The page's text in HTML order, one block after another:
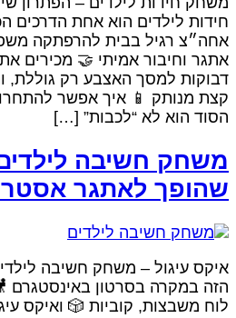
לילדים הוא אחת הדרכים
רגיל בבית להרפתקה
וחיבור אמיתי 🤝 מכירים את
למסך האצבע רק גוללת,
מנותק 📱 איך אפשר להתחרות
הוא לא “לכבות” […]
חשיבה לילדים:
לאתגר
עיגול – משחק חשיבה
במקרה בסרטון באינסטגרם
משבצות, קוביות 🎲 ואיקס